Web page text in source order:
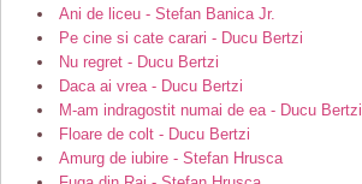
Ani de liceu - Stefan Banica Jr.
Pe cine si cate carari - Ducu Bertzi
Nu regret - Ducu Bertzi
Daca ai vrea - Ducu Bertzi
M-am indragostit numai de ea - Ducu Bertzi
Floare de colt - Ducu Bertzi
Amurg de iubire - Stefan Hrusca